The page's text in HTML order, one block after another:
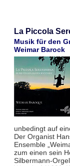
La Piccola
Musik für den
Weimar Barock
unbedingt auf
Der Organist
Ensemble
zum einen sein
Silbermann-